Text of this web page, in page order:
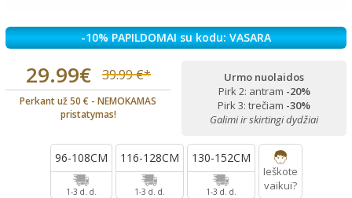
-10% PAPILDOMAI su kodu: VASARA
29.99€ 39.99 €*
Perkant už 50 € - NEMOKAMAS
pristatymas!
Urmo nuolaidos
Pirk 2: antram -20%
Pirk 3: trečiam -30%
Galimi ir skirtingi dydžiai
96-108CM
1-3 d. d.
116-128CM
1-3 d. d.
130-152CM
1-3 d. d.
Ieškote
vaikui?